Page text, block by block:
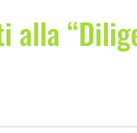
alla